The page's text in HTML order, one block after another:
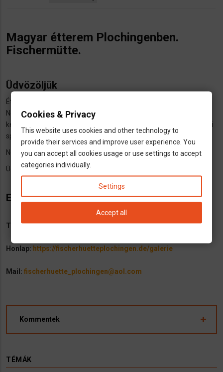
Magyar étterem Plochingenben.
Fischermütte.
Üdvözöljük
Éttermünk egy gyönyörű
Neckar és a Fils között. Itt minden étel
készül. A "részletekre való odafigyeléssel" elkészített étlapot házi
specialitásaink teszik teljessé.
Nézzen körül – várjuk látogatását.
Üdvözlettel:Team Fischerhütte Plochingen
Elérhetőségek:
Telefon:+4971533467313
Honlap: https://fischerhuetteplochingen.de/galerie
Mail: fischerhuette_plochingen@aol.com
Kommentek
TÉMÁK
Cookies & Privacy
This website uses cookies and other technology to
provide their services and improve user experience. You
you can accept all cookies usage or use settings to accept
categories individually.
Settings
Accept all